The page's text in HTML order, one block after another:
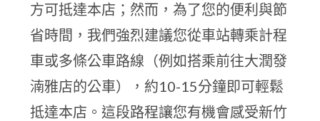
方可抵達本店；然而，為了您的便利與節
省時間，我們強烈建議您從車站轉乘計程
車或多條公車路線（例如搭乘前往大潤發
湳雅店的公車），約10-15分鐘即可輕鬆
抵達本店。這段路程讓您有機會感受新竹